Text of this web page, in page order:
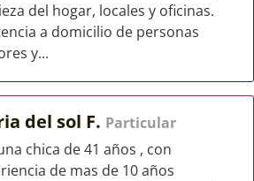
del hogar, locales y oficinas.
a domicilio de personas
y...
del sol F. Particular
chica de 41 años , con
de mas de 10 años